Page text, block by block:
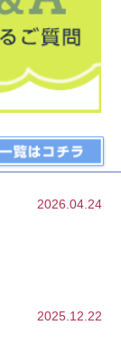
2026.04.24
2025.12.22